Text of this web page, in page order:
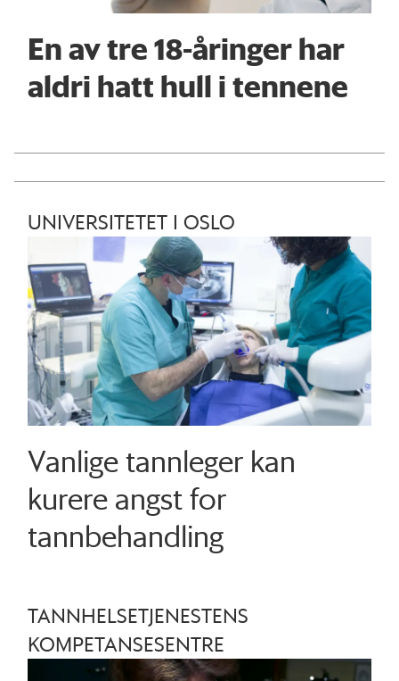
En av tre 18-åringer har
aldri hatt hull i tennene
UNIVERSITETET I OSLO
Vanlige tannleger kan
kurere angst for
tannbehandling
TANNHELSETJENESTENS
KOMPETANSESENTRE